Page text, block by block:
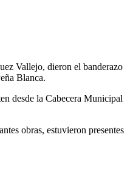
Vallejo, dieron el banderazo
Blanca.
desde la Cabecera Municipal
obras, estuvieron presentes